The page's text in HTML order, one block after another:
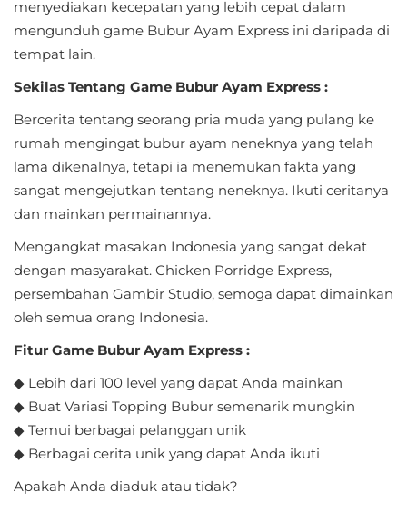
Puzzle
Racing
Role
Playing
Sandbox
Shooting
Simulation
Sports
Standalone
Strategi
Trivia
menyediakan kecepatan yang lebih cepat dalam
mengunduh game Bubur Ayam Express ini daripada di
tempat lain.
Sekilas Tentang Game Bubur Ayam Express :
Bercerita tentang seorang pria muda yang pulang ke
rumah mengingat bubur ayam neneknya yang telah
lama dikenalnya, tetapi ia menemukan fakta yang
sangat mengejutkan tentang neneknya. Ikuti ceritanya
dan mainkan permainannya.
Mengangkat masakan Indonesia yang sangat dekat
dengan masyarakat. Chicken Porridge Express,
persembahan Gambir Studio, semoga dapat dimainkan
oleh semua orang Indonesia.
Fitur Game Bubur Ayam Express :
◆ Lebih dari 100 level yang dapat Anda mainkan
◆ Buat Variasi Topping Bubur semenarik mungkin
◆ Temui berbagai pelanggan unik
◆ Berbagai cerita unik yang dapat Anda ikuti
Apakah Anda diaduk atau tidak?